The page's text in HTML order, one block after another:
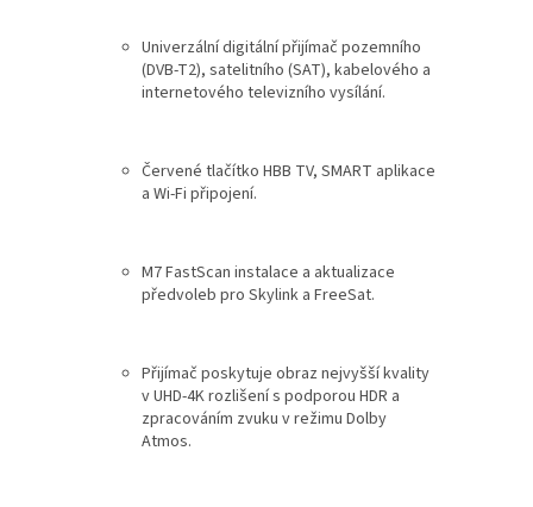
Univerzální digitální přijímač pozemního
(DVB-T2), satelitního (SAT), kabelového a
internetového televizního vysílání.
Červené tlačítko HBB TV, SMART aplikace
a Wi-Fi připojení.
M7 FastScan instalace a aktualizace
předvoleb pro Skylink a FreeSat.
Přijímač poskytuje obraz nejvyšší kvality
v UHD-4K rozlišení s podporou HDR a
zpracováním zvuku v režimu Dolby
Atmos.